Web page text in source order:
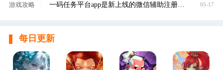
游戏攻略 一码任务平台app是新上线的微信辅助注册赚钱平 05-17
每日更新